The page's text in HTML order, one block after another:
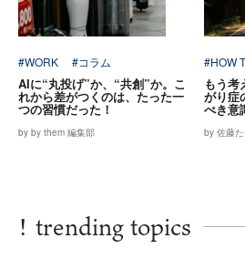
#WORK #コラム
AIに“丸投げ”か、“共創”か。こ
れから差がつくのは、たった一
つの習慣だった！
by by them 編集部
#HOW
もう考
がり症
べき意
by 佐藤
! trending topics